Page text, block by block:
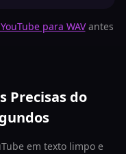
para WAVantes
Precisas do
em texto limpo e